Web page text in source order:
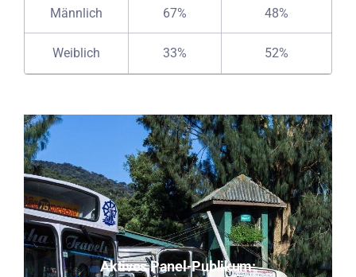
Männlich 67% 48%
Weiblich 33% 52%
Aktives Panel-Publikum: